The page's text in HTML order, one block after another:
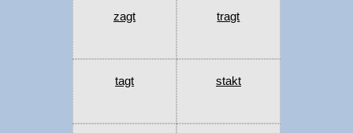
zagt tragt
tagt stakt